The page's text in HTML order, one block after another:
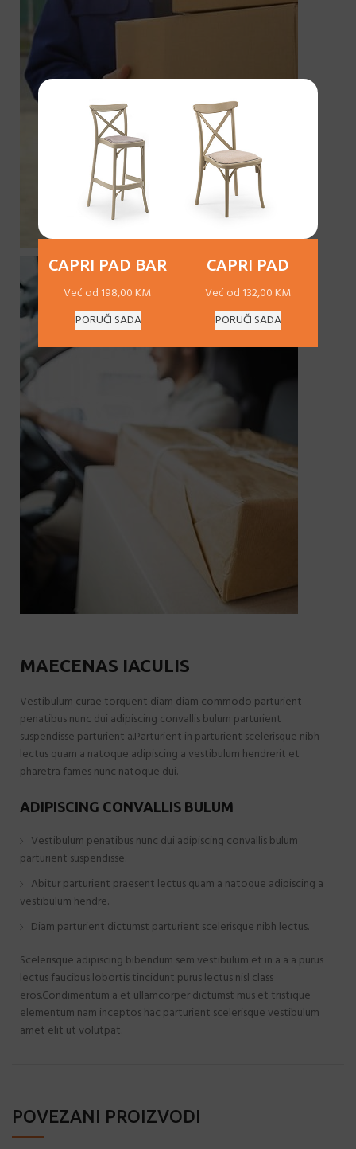
CAPRI PAD BAR
Već od 198,00 KM
CAPRI PAD
Već od 132,00 KM
PORUČI SADA
PORUČI SADA
MAECENAS IACULIS
Vestibulum curae torquent diam diam commodo parturient
penatibus nunc dui adipiscing convallis bulum parturient
suspendisse parturient a.Parturient in parturient scelerisque nibh
lectus quam a natoque adipiscing a vestibulum hendrerit et
pharetra fames nunc natoque dui.
ADIPISCING CONVALLIS BULUM
Vestibulum penatibus nunc dui adipiscing convallis bulum
parturient suspendisse.
Abitur parturient praesent lectus quam a natoque adipiscing a
vestibulum hendre.
Diam parturient dictumst parturient scelerisque nibh lectus.
Scelerisque adipiscing bibendum sem vestibulum et in a a a purus
lectus faucibus lobortis tincidunt purus lectus nisl class
eros.Condimentum a et ullamcorper dictumst mus et tristique
elementum nam inceptos hac parturient scelerisque vestibulum
amet elit ut volutpat.
POVEZANI PROIZVODI